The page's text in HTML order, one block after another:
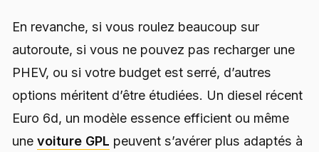
En revanche, si vous roulez beaucoup sur
autoroute, si vous ne pouvez pas recharger une
PHEV, ou si votre budget est serré, d’autres
options méritent d’être étudiées. Un diesel récent
Euro 6d, un modèle essence efficient ou même
une voiture GPL peuvent s’avérer plus adaptés à